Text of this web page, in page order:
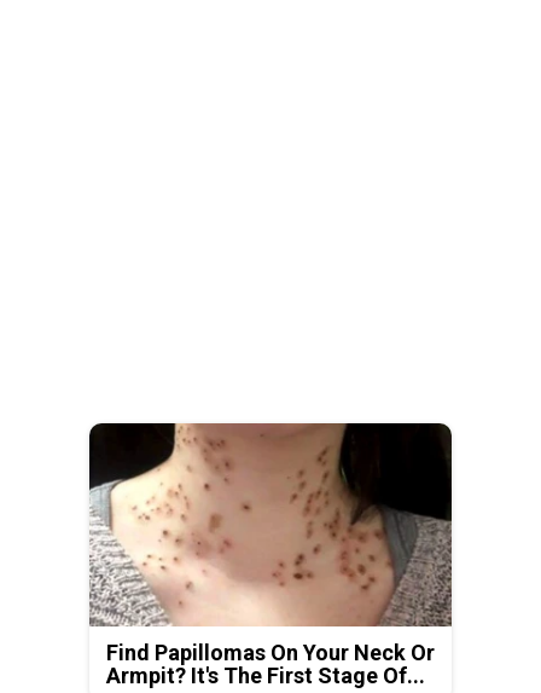
Find Papillomas On Your Neck Or
Armpit? It's The First Stage Of...